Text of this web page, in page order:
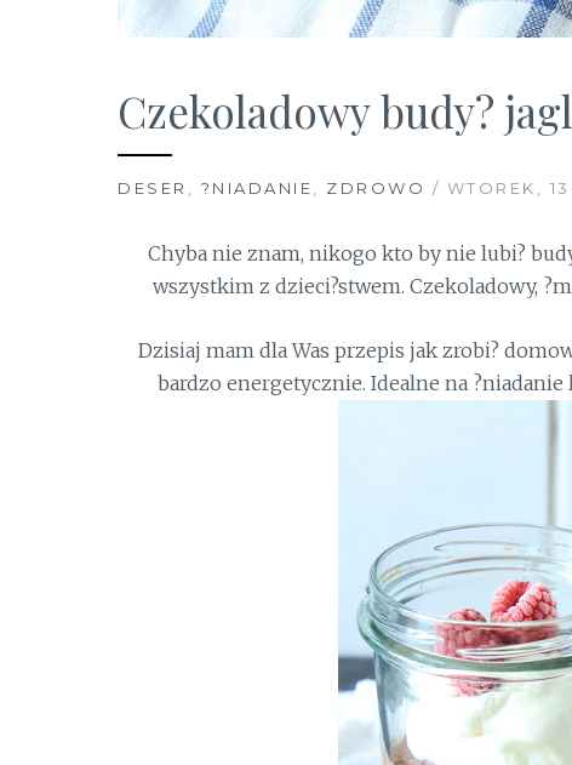
Czekoladowy budy?
DESER ?NIADANIE ZDROWO / WTOREK,
Chyba nie znam, nikogo kto by nie lubi?
wszystkim z dzieci?stwem. Czekoladowy,
Dzisiaj mam dla Was przepis jak zrobi?
bardzo energetycznie. Idealne na